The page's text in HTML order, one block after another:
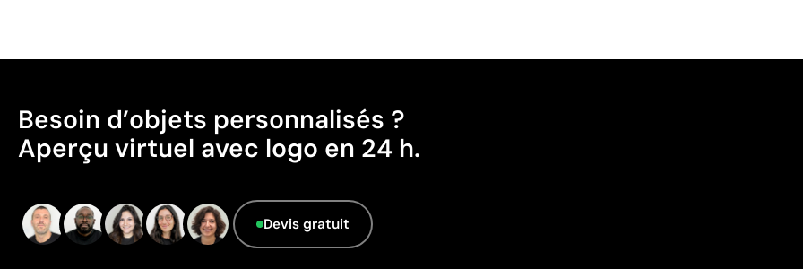
Besoin d’objets personnalisés ?
Aperçu virtuel avec logo en 24 h.
Devis gratuit